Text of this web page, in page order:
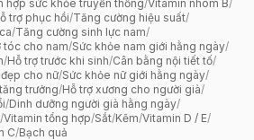
hợp sức khỏe truyền thống/Vitamin nhóm B/
trợ phục hồi/Tăng cường hiệu suất/
/Tăng cường sinh lực nam/
tóc cho nam/Sức khỏe nam giới hằng ngày/
/Hỗ trợ trước khi sinh/Cân bằng nội tiết tố/
cho nữ/Sức khỏe nữ giới hằng ngày/
trưởng/Hỗ trợ xương cho người già/
/Dinh dưỡng người già hằng ngày/
/Vitamin tổng hợp/Sắt/Kẽm/Vitamin D / E/
C/Bạch quả